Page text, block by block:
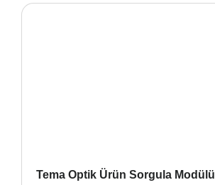
Tema Optik Ürün Sorgula Modülü